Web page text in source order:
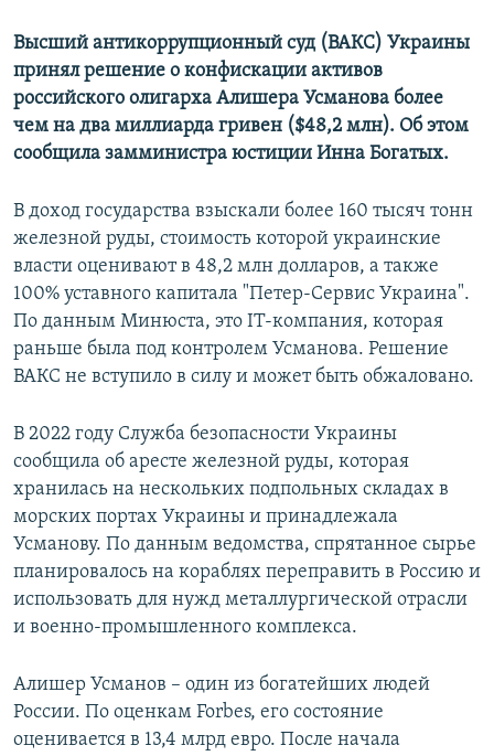
Высший антикоррупционный суд (ВАКС) Украины
принял решение о конфискации активов
российского олигарха Алишера Усманова более
чем на два миллиарда гривен ($48,2 млн). Об этом
сообщила замминистра юстиции Инна Богатых.
В доход государства взыскали более 160 тысяч тонн
железной руды, стоимость которой украинские
власти оценивают в 48,2 млн долларов, а также
100% уставного капитала "Петер-Сервис Украина".
По данным Минюста, это IT-компания, которая
раньше была под контролем Усманова. Решение
ВАКС не вступило в силу и может быть обжаловано.
В 2022 году Служба безопасности Украины
сообщила об аресте железной руды, которая
хранилась на нескольких подпольных складах в
морских портах Украины и принадлежала
Усманову. По данным ведомства, спрятанное сырье
планировалось на кораблях переправить в Россию и
использовать для нужд металлургической отрасли
и военно-промышленного комплекса.
Алишер Усманов – один из богатейших людей
России. По оценкам Forbes, его состояние
оценивается в 13,4 млрд евро. После начала